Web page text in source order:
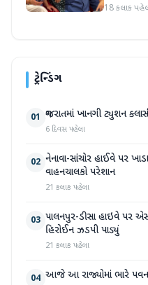
18 કલાક
ટ્રેન્ડિંગ
01 ગુજરાતમાં ખાનગી ટ્યુશન
6 દિવસ પહેલા
02 નેનાવા-સાંચોર હાઈવે પર
વાહનચાલકો પરેશાન
21 કલાક પહેલા
03 પાલનપુર-ડીસા હાઇવે પર
હિરોઈન ઝડપી પાડ્યું
21 કલાક પહેલા
04 આજે આ રાજ્યોમાં ભારે પવન